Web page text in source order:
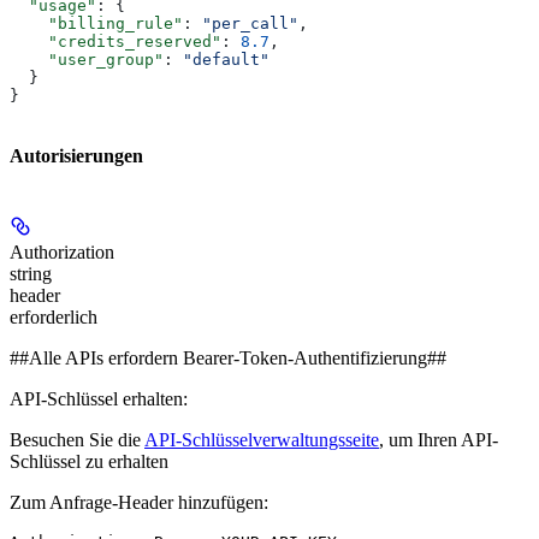
  "usage"
: {
    "billing_rule"
: "per_call" ,
    "credits_reserved"
: 8.7 ,
    "user_group"
:
"default"
  }
}
Autorisierungen
Authorization
string
header
erforderlich
##Alle APIs erfordern Bearer-Token-Authentifizierung##
API-Schlüssel erhalten:
Besuchen Sie die API-Schlüsselverwaltungsseite, um Ihren API-
Schlüssel zu erhalten
Zum Anfrage-Header hinzufügen: